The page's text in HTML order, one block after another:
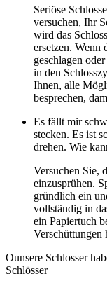
Seriöse
versuchen, Ihr
wird das
ersetzen. Wenn
geschlagen
in den
Ihnen, alle
besprechen,
Es fällt mir
stecken. Es ist
drehen. Wie
Versuchen Sie,
einzusprühen.
gründlich ein
vollständig in
ein Papiertuch
Verschüttungen
Ounsere Schlosser
Schlösser